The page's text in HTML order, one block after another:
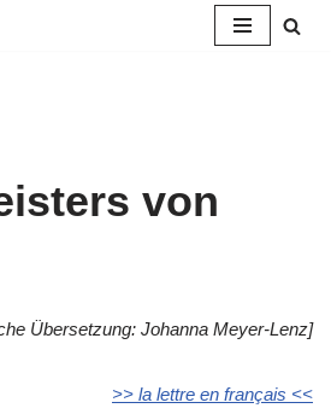
von
Übersetzung: Johanna Meyer-Lenz]
>> la lettre en français <<